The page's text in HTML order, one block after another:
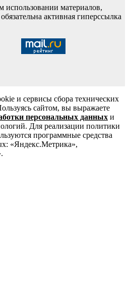
материалов,
активная гиперссылка
и сервисы сбора технических
сайтом, вы выражаете
персональных данных и
Для реализации политики
программные средства
«Яндекс.Метрика»,